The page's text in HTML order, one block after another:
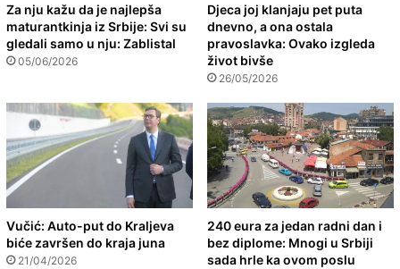
Za nju kažu da je najlepša
maturantkinja iz Srbije: Svi su
gledali samo u nju: Zablistal
05/06/2026
Djeca joj klanjaju pet puta
dnevno, a ona ostala
pravoslavka: Ovako izgleda
život bivše
26/05/2026
Vučić: Auto-put do Kraljeva
biće završen do kraja juna
21/04/2026
240 eura za jedan radni dan i
bez diplome: Mnogi u Srbiji
sada hrle ka ovom poslu